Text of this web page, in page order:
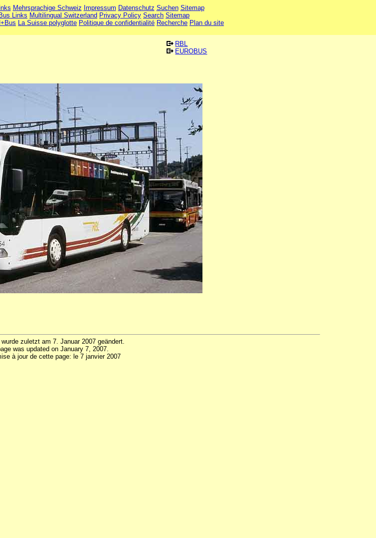
Mehrsprachige Schweiz Impressum Datenschutz Suchen Sitemap
Links Multilingual Switzerland Privacy Policy Search Sitemap
La Suisse polyglotte Politique de confidentialité Recherche Plan du site
RBL
EUROBUS
zuletzt am 7. Januar 2007 geändert.
was updated on January 7, 2007.
à jour de cette page: le 7 janvier 2007